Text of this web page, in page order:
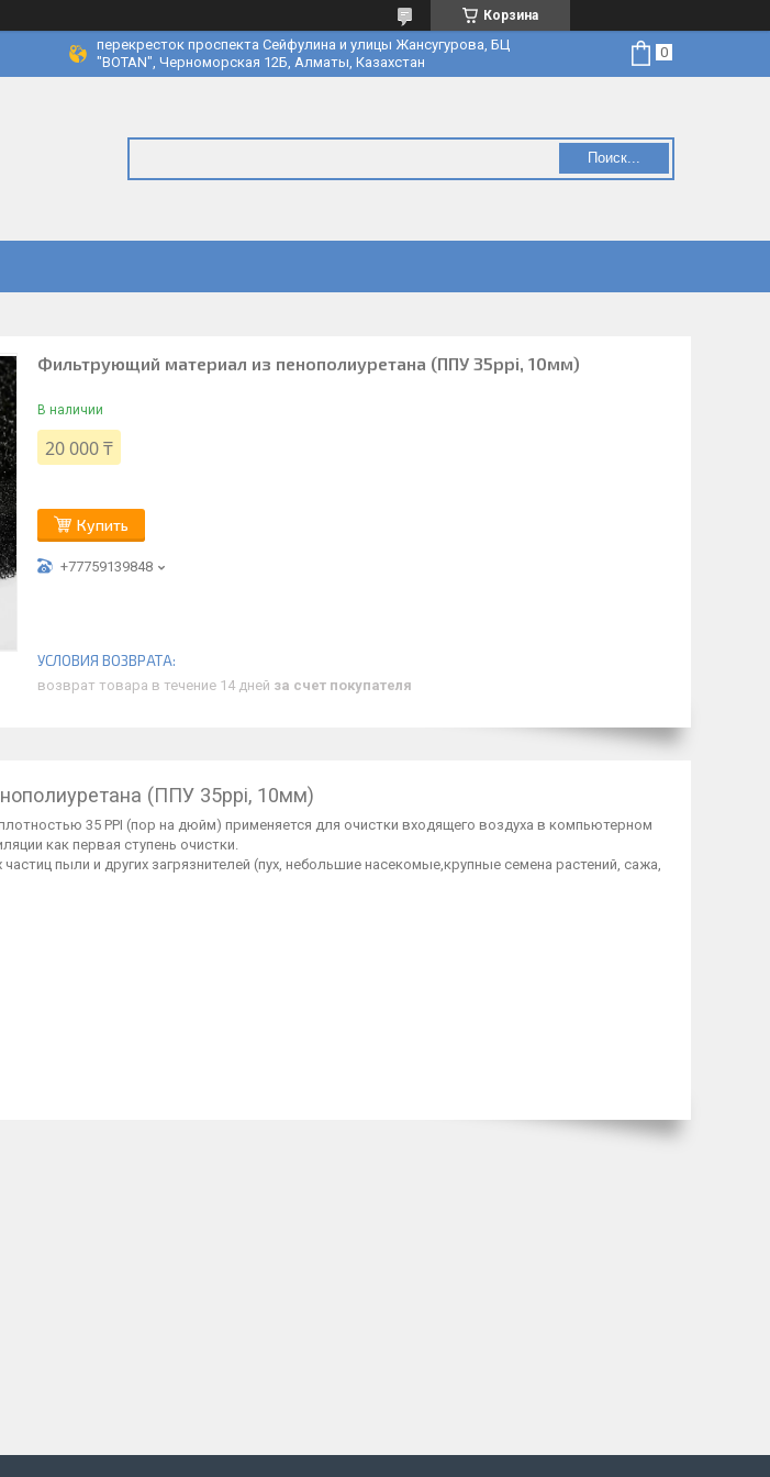
Корзина
перекресток проспекта Сейфулина и улицы Жансугурова, БЦ
"BOTAN", Черноморская 12Б, Алматы, Казахстан
Поиск...
Фильтрующий материал из пенополиуретана (ППУ 35ppi, 10мм)
В наличии
20 000 ₸
Купить
+77759139848
возврат товара в течение 14 дней за счет покупателя
(ППУ 35ppi, 10мм)
35 PPI (пор на дюйм) применяется для очистки входящего воздуха в компьютерном
как первая ступень очистки.
пыли и других загрязнителей (пух, небольшие насекомые,крупные семена растений, сажа,